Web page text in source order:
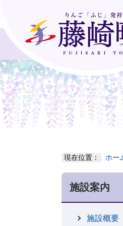
現在位置： ホー
施設案内
施設概要